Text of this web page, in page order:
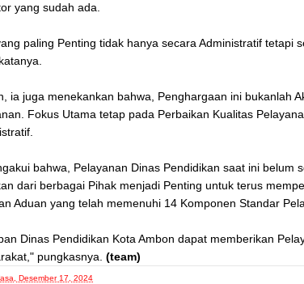
yang sudah ada.
paling Penting tidak hanya secara Administratif tetapi
ia juga menekankan bahwa, Penghargaan ini bukanlah
Fokus Utama tetap pada Perbaikan Kualitas
bahwa, Pelayanan Dinas Pendidikan saat ini belum
dari berbagai Pihak menjadi Penting untuk terus
Aduan yang telah memenuhi 14 Komponen Standar
Dinas Pendidikan Kota Ambon dapat memberikan
pungkasnya. (team)
Desember 17, 2024